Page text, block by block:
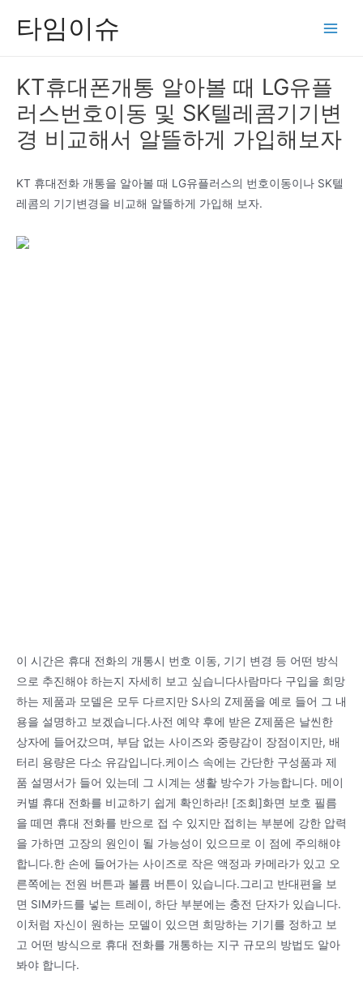
타임이슈
KT휴대폰개통 알아볼 때 LG유플
러스번호이동 및 SK텔레콤기기변
경 비교해서 알뜰하게 가입해보자
KT 휴대전화 개통을 알아볼 때 LG유플러스의 번호이동이나 SK텔
레콤의 기기변경을 비교해 알뜰하게 가입해 보자.
이 시간은 휴대 전화의 개통시 번호 이동, 기기 변경 등 어떤 방식
으로 추진해야 하는지 자세히 보고 싶습니다사람마다 구입을 희망
하는 제품과 모델은 모두 다르지만 S사의 Z제품을 예로 들어 그 내
용을 설명하고 보겠습니다.사전 예약 후에 받은 Z제품은 날씬한
상자에 들어갔으며, 부담 없는 사이즈와 중량감이 장점이지만, 배
터리 용량은 다소 유감입니다.케이스 속에는 간단한 구성품과 제
품 설명서가 들어 있는데 그 시계는 생활 방수가 가능합니다. 메이
커별 휴대 전화를 비교하기 쉽게 확인하라! [조회]화면 보호 필름
을 떼면 휴대 전화를 반으로 접 수 있지만 접히는 부분에 강한 압력
을 가하면 고장의 원인이 될 가능성이 있으므로 이 점에 주의해야
합니다.한 손에 들어가는 사이즈로 작은 액정과 카메라가 있고 오
른쪽에는 전원 버튼과 볼륨 버튼이 있습니다.그리고 반대편을 보
면 SIM카드를 넣는 트레이, 하단 부분에는 충전 단자가 있습니다.
이처럼 자신이 원하는 모델이 있으면 희망하는 기기를 정하고 보
고 어떤 방식으로 휴대 전화를 개통하는 지구 규모의 방법도 알아
봐야 합니다.